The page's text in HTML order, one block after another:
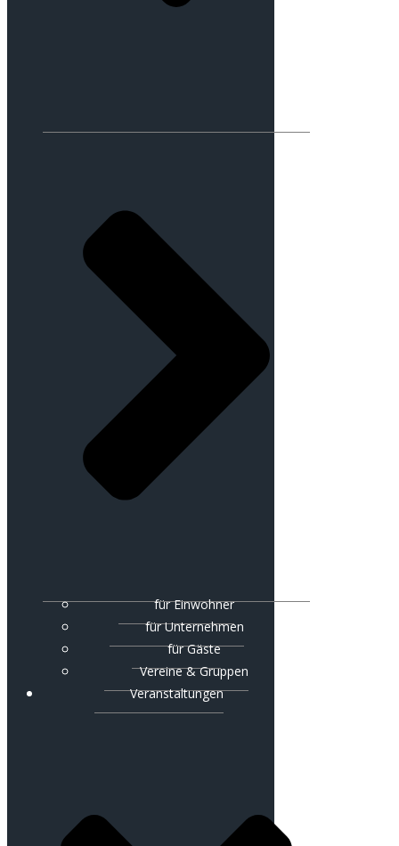
für Einwohner
für Unternehmen
für Gäste
Vereine & Gruppen
Veranstaltungen